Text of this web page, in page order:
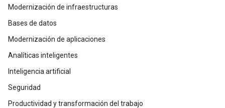
Modernización de infraestructuras
Bases de datos
Modernización de aplicaciones
Analíticas inteligentes
Inteligencia artificial
Seguridad
Productividad y transformación del trabajo